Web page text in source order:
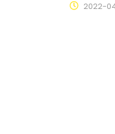
2022-